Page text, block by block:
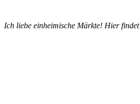
Ich liebe einheimische Märkte! Hier